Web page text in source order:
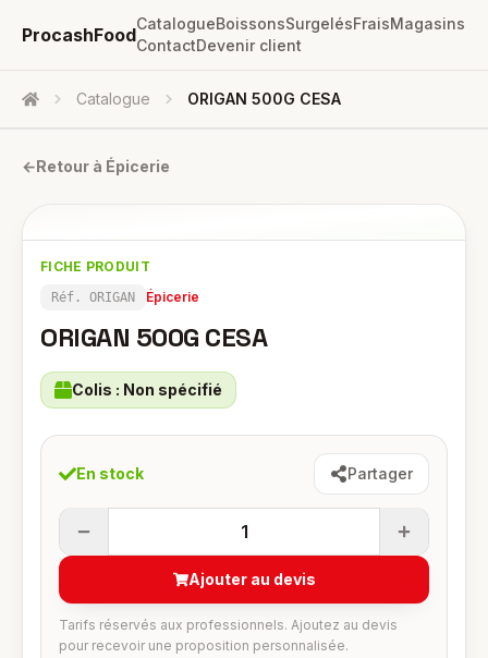
ProcashFood
CatalogueBoissonsSurgelésFraisMagasins
ContactDevenir client
Accueil Catalogue ORIGAN 500G CESA
←Retour à Épicerie
FICHE PRODUIT
Réf. ORIGAN Épicerie
ORIGAN 500G CESA
Colis : Non spécifié
En stock Partager
1
Ajouter au devis
Tarifs réservés aux professionnels. Ajoutez au devis
pour recevoir une proposition personnalisée.